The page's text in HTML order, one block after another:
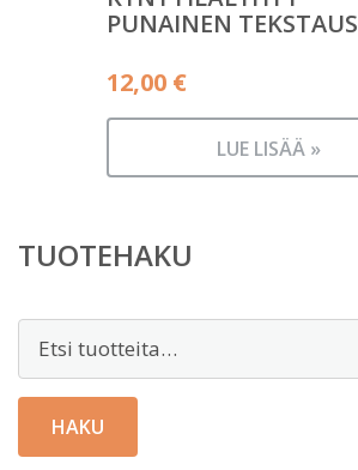
PUNAINEN TEKSTAUS
12,00 €
LUE LISÄÄ »
TUOTEHAKU
Etsi:
HAKU